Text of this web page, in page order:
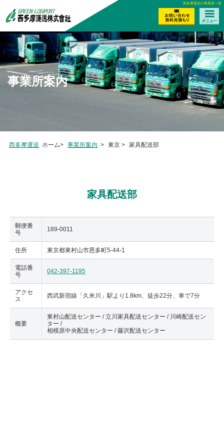
西多摩運送の事業所一覧
事業所案内
西多摩運送 ホーム> 事業所案内 > 東京> 家具配送部
家具配送部
郵便番
号
189-0011
住所 東京都東村山市恩多町5-44-1
電話番
号
042-397-1195
アクセ
ス
西武新宿線「久米川」駅より1.8km、徒歩22分、車で7分
概要
東村山配送センター / 立川家具配送センター / 川崎配送セン
ター /
相模原中央配送センター / 藤沢配送センター